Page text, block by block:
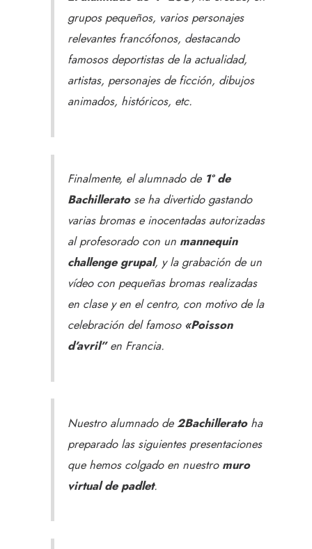
grupos pequeños, varios personajes
relevantes francófonos, destacando
famosos deportistas de la actualidad,
artistas, personajes de ficción, dibujos
animados, históricos, etc.
Finalmente, el alumnado de 1º de
Bachilleratose ha divertido gastando
varias bromas e inocentadas autorizadas
al profesorado con un mannequin
challenge grupal, y la grabación de un
vídeo con pequeñas bromas realizadas
en clase y en el centro, con motivo de la
celebración del famoso «Poisson
d’avril”en Francia.
Nuestro alumnado de2Bachillerato ha
preparado las siguientes presentaciones
que hemos colgado en nuestro muro
virtual de padlet.